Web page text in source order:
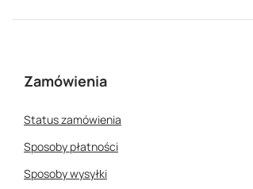
Zamówienia
Status zamówienia
Sposoby płatności
Sposoby wysyłki